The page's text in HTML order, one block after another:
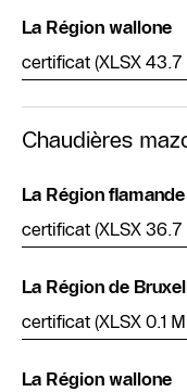
La Région wallone
certificat (XLSX 43.7
Chaudières
La Région flamande
certificat (XLSX 36.7
La Région de
certificat (XLSX 0.1
La Région wallone